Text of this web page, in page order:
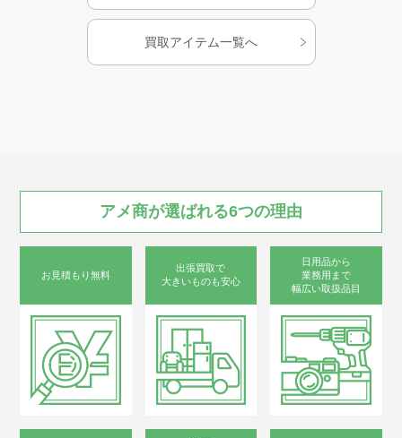
買取アイテム一覧へ
アメ商が選ばれる6つの理由
お見積もり無料
出張買取で
大きいものも安心
日用品から
業務用まで
幅広い取扱品目